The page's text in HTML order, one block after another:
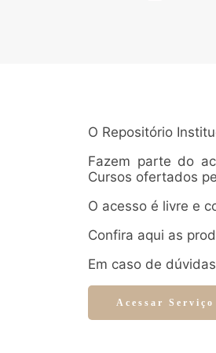
O Repositório
Fazem parte do
Cursos ofertados
O acesso é livre e
Confira aqui as
Em caso de
Acessar Serviço